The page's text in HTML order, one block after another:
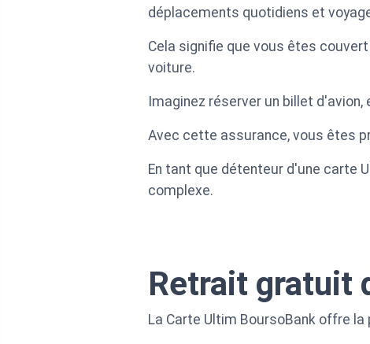
déplacements quotidiens et
Cela signifie que vous êtes
voiture.
Imaginez réserver un billet
Avec cette assurance, vous êtes
En tant que détenteur d'une carte
complexe.
Retrait gratuit
La Carte Ultim BoursoBank offre